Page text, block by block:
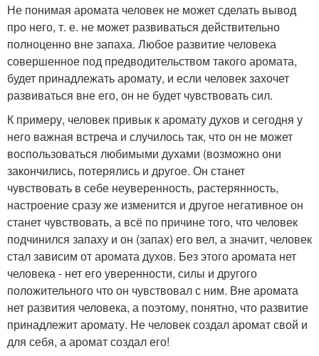
Не понимая аромата человек не может сделать вывод
про него, т. е. не может развиваться действительно
полноценно вне запаха. Любое развитие человека
совершенное под предводительством такого аромата,
будет принадлежать аромату, и если человек захочет
развиваться вне его, он не будет чувствовать сил.
К примеру, человек привык к аромату духов и сегодня у
него важная встреча и случилось так, что он не может
воспользоваться любимыми духами (возможно они
закончились, потерялись и другое. Он станет
чувствовать в себе неуверенность, растерянность,
настроение сразу же изменится и другое негативное он
станет чувствовать, а всё по причине того, что человек
подчинился запаху и он (запах) его вел, а значит, человек
стал зависим от аромата духов. Без этого аромата нет
человека - нет его уверенности, силы и другого
положительного что он чувствовал с ним. Вне аромата
нет развития человека, а поэтому, понятно, что развитие
принадлежит аромату. Не человек создал аромат свой и
для себя, а аромат создал его!